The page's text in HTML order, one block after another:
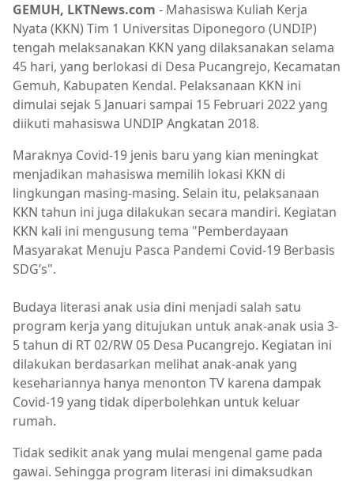
GEMUH, LKTNews.com - Mahasiswa Kuliah Kerja
Nyata (KKN) Tim 1 Universitas Diponegoro (UNDIP)
tengah melaksanakan KKN yang dilaksanakan selama
45 hari, yang berlokasi di Desa Pucangrejo, Kecamatan
Gemuh, Kabupaten Kendal. Pelaksanaan KKN ini
dimulai sejak 5 Januari sampai 15 Februari 2022 yang
diikuti mahasiswa UNDIP Angkatan 2018.
Maraknya Covid-19 jenis baru yang kian meningkat
menjadikan mahasiswa memilih lokasi KKN di
lingkungan masing-masing. Selain itu, pelaksanaan
KKN tahun ini juga dilakukan secara mandiri. Kegiatan
KKN kali ini mengusung tema "Pemberdayaan
Masyarakat Menuju Pasca Pandemi Covid-19 Berbasis
SDG’s".
Budaya literasi anak usia dini menjadi salah satu
program kerja yang ditujukan untuk anak-anak usia 3-
5 tahun di RT 02/RW 05 Desa Pucangrejo. Kegiatan ini
dilakukan berdasarkan melihat anak-anak yang
kesehariannya hanya menonton TV karena dampak
Covid-19 yang tidak diperbolehkan untuk keluar
rumah.
Tidak sedikit anak yang mulai mengenal game pada
gawai. Sehingga program literasi ini dimaksudkan